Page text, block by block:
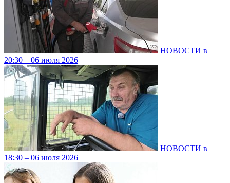
НОВОСТИ в
20:30 – 06 июля 2026
НОВОСТИ в
18:30 – 06 июля 2026